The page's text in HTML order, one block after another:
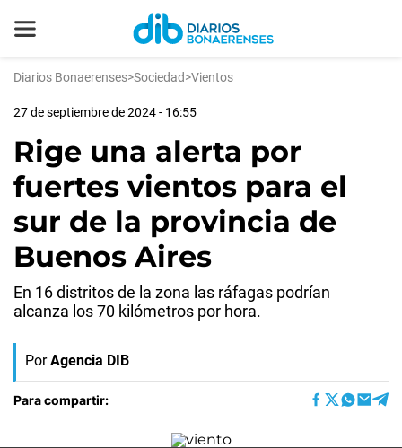
Diarios Bonaerenses>Sociedad>Vientos
27 de septiembre de 2024 - 16:55
Rige una alerta por
fuertes vientos para el
sur de la provincia de
Buenos Aires
En 16 distritos de la zona las ráfagas podrían
alcanza los 70 kilómetros por hora.
Por Agencia DIB
Para compartir: